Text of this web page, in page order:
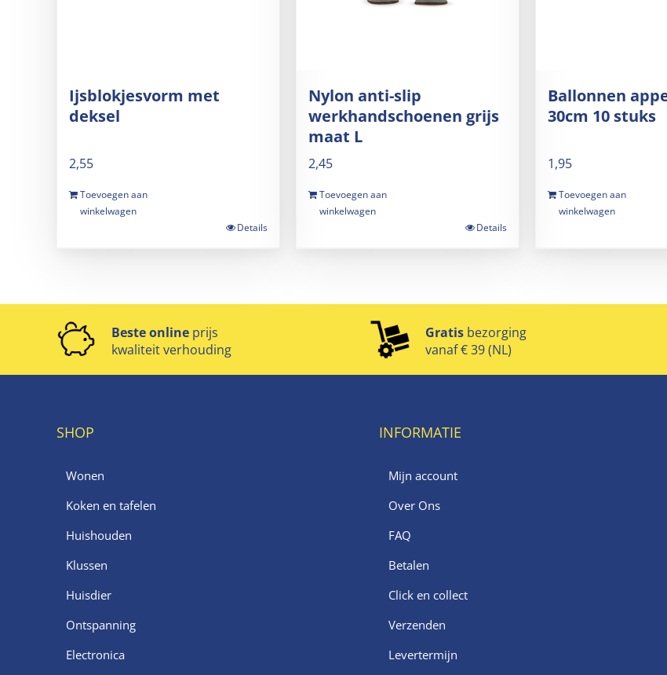
Ijsblokjesvorm met
deksel
2,55
Toevoegen aan
winkelwagen
Details
Nylon anti-slip
werkhandschoenen grijs
maat L
2,45
Toevoegen aan
winkelwagen
Details
Ballonnen
30cm 10 stuks
1,95
Toevoegen aan
winkelwagen
Beste online prijs
kwaliteit verhouding
Gratisbezorging
vanaf € 39 (NL)
SHOP
Wonen
Koken en tafelen
Huishouden
Klussen
Huisdier
Ontspanning
Electronica
INFORMATIE
Mijn account
Over Ons
FAQ
Betalen
Click en collect
Verzenden
Levertermijn